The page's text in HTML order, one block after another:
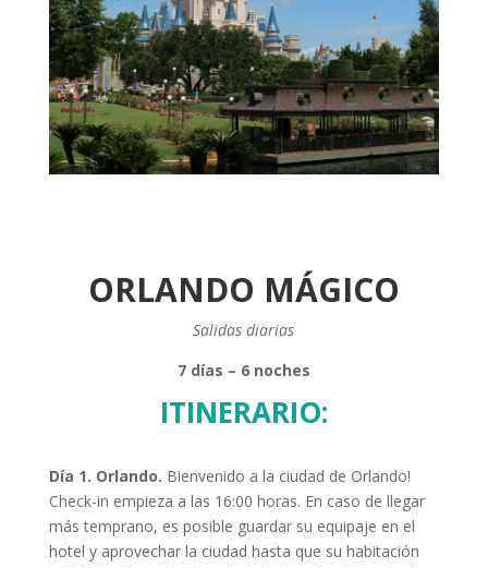
ORLANDO MÁGICO
Salidas diarias
7 días – 6 noches
ITINERARIO:
Día 1. Orlando. Bienvenido a la ciudad de Orlando!
Check-in empieza a las 16:00 horas. En caso de llegar
más temprano, es posible guardar su equipaje en el
hotel y aprovechar la ciudad hasta que su habitación